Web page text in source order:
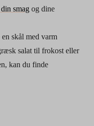
smag og dine
skål med varm
salat til frokost eller
kan du finde